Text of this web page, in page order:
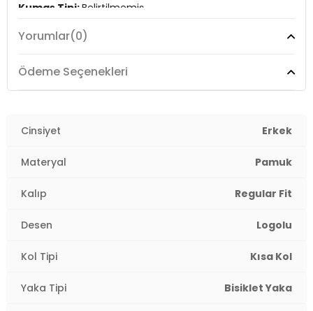
Kumaş Tipi:Belirtilmemiş
Boy:Standart
Kalıp Bilgisi:Regular Fit
Menşei:
Yorumlar(0)
Ödeme Seçenekleri
Cinsiyet Erkek
Materyal Pamuk
Kalıp Regular Fit
Desen Logolu
Kol Tipi Kısa Kol
Yaka Tipi Bisiklet Yaka